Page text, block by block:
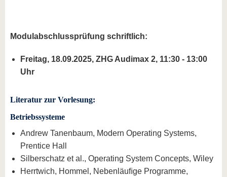
Modulabschlussprüfung schriftlich:
Freitag, 18.09.2025, ZHG Audimax 2, 11:30 - 13:00
Uhr
Literatur zur Vorlesung:
Betriebssysteme
Andrew Tanenbaum, Modern Operating Systems,
Prentice Hall
Silberschatz et al., Operating System Concepts, Wiley
Herrtwich, Hommel, Nebenläuﬁge Programme,